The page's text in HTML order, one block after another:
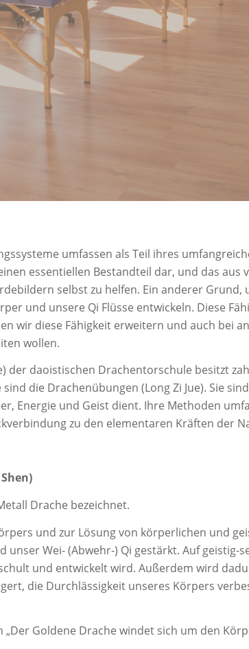
umfassen als Teil ihres
essentiellen Bestandteil dar, und das
selbst zu helfen. Ein anderer
und unsere Qi Flüsse entwickeln. Diese
wir diese Fähigkeit erweitern und auch bei
wollen.
der daoistischen Drachentorschule besitzt
die Drachenübungen (Long Zi Jue). Sie
Energie und Geist dient. Ihre Methoden
zu den elementaren Kräften der
Drache bezeichnet.
und zur Lösung von körperlichen und
Wei- (Abwehr-) Qi gestärkt. Auf geistig-
und entwickelt wird. Außerdem wird
die Durchlässigkeit unseres Körpers
Goldene Drache windet sich um den